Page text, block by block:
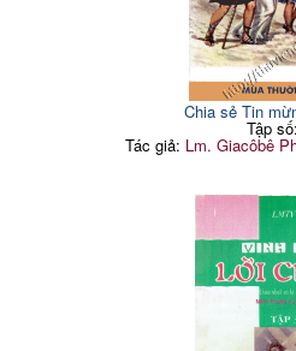
Chia sẻ Tin
Tập
Tác giả: Lm. Giacôbê